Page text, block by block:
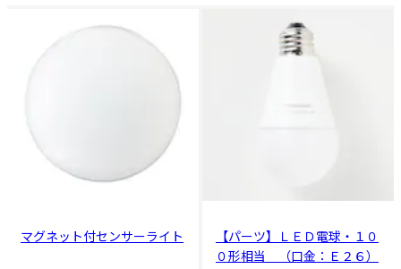
マグネット付センサーライト
【パーツ】ＬＥＤ電球・１０
０形相当 （口金：Ｅ２６）